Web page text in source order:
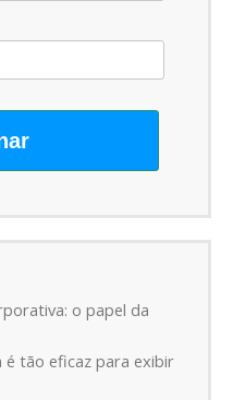
o papel da
é tão eficaz para exibir